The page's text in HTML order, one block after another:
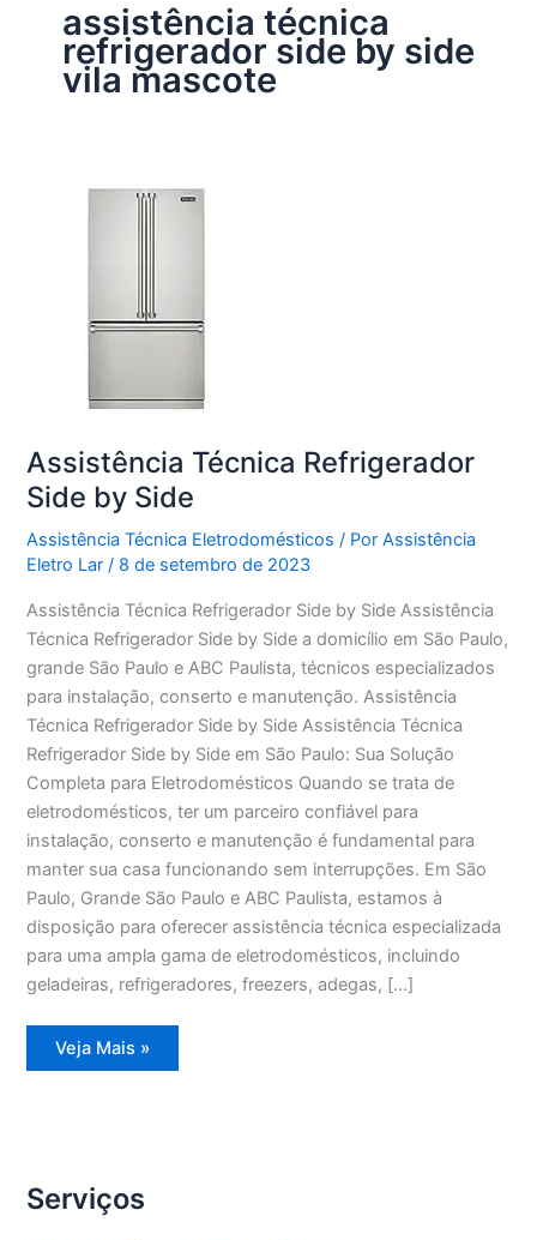
assistência técnica
refrigerador side by side
vila mascote
Assistência Técnica Refrigerador
Side by Side
Assistência Técnica Eletrodomésticos / PorAssistência
Eletro Lar/ 8 de setembro de 2023
Assistência Técnica Refrigerador Side by Side Assistência
Técnica Refrigerador Side by Side a domicílio em São Paulo,
grande São Paulo e ABC Paulista, técnicos especializados
para instalação, conserto e manutenção. Assistência
Técnica Refrigerador Side by Side Assistência Técnica
Refrigerador Side by Side em São Paulo: Sua Solução
Completa para Eletrodomésticos Quando se trata de
eletrodomésticos, ter um parceiro confiável para
instalação, conserto e manutenção é fundamental para
manter sua casa funcionando sem interrupções. Em São
Paulo, Grande São Paulo e ABC Paulista, estamos à
disposição para oferecer assistência técnica especializada
para uma ampla gama de eletrodomésticos, incluindo
geladeiras, refrigeradores, freezers, adegas, […]
Assistência
Técnica
Veja Mais »
Serviços